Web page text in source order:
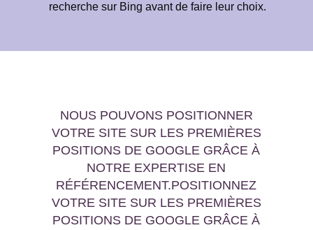
recherche sur Bing avant de faire leur choix.
NOUS POUVONS POSITIONNER
VOTRE SITE SUR LES PREMIÈRES
POSITIONS DE GOOGLE GRÂCE À
NOTRE EXPERTISE EN
RÉFÉRENCEMENT.POSITIONNEZ
VOTRE SITE SUR LES PREMIÈRES
POSITIONS DE GOOGLE GRÂCE À